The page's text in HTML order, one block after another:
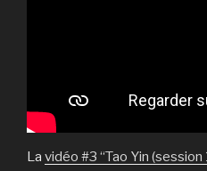
La vidéo #3 “Tao Yin (session